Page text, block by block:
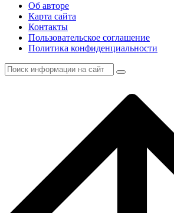
Об авторе
Карта сайта
Контакты
Пользовательское соглашение
Политика конфиденциальности